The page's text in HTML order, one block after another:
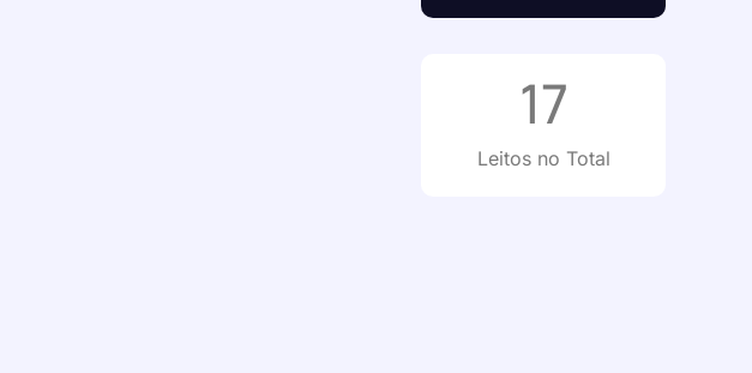
Leitos no Total
17